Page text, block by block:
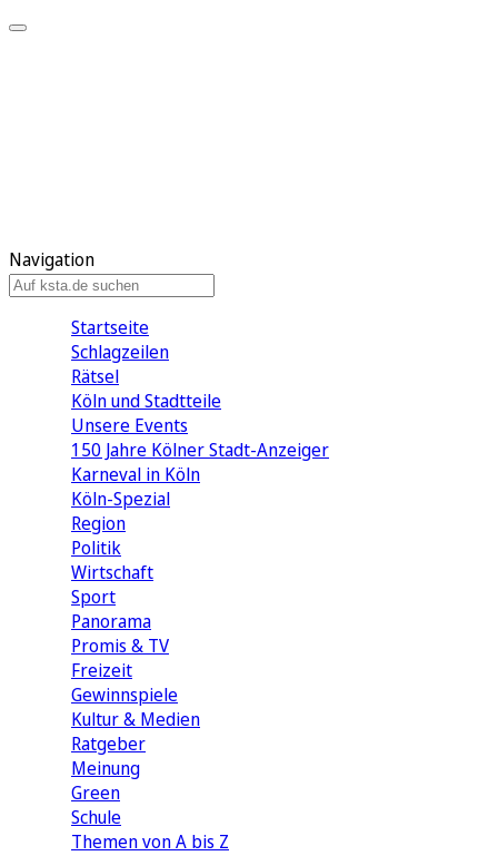
Navigation
Startseite
Schlagzeilen
Rätsel
Köln und Stadtteile
Unsere Events
150 Jahre Kölner Stadt-Anzeiger
Karneval in Köln
Köln-Spezial
Region
Politik
Wirtschaft
Sport
Panorama
Promis & TV
Freizeit
Gewinnspiele
Kultur & Medien
Ratgeber
Meinung
Green
Schule
Themen von A bis Z